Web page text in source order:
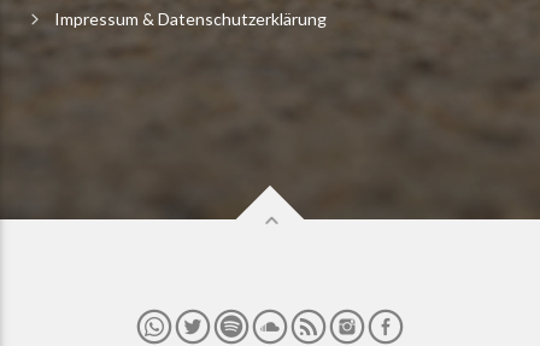
Impressum & Datenschutzerklärung